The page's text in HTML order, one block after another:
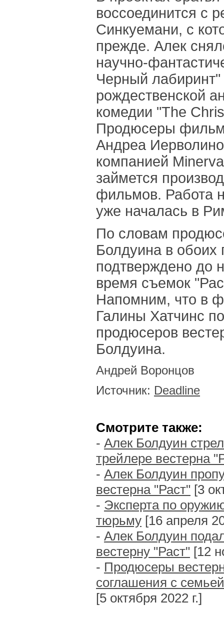
воссоединится с
Синкуемани, с
прежде. Алек
научно-
Черный лабиринт"
рождественской
комедии "The
Продюсеры
Андреа
компанией
займется
фильмов. Работа
уже началась в
По словам
Болдуина в обоих
подтверждено до
время съемок
Напомним, что в
Галины Хатчинс
продюсеров
Болдуина.
Андрей Воронцов
Источник: Deadline
Смотрите также:
- Алек Болдуин
трейлере вестерна
- Алек Болдуин
вестерна "Раст" [3
- Эксперта по
тюрьму [16 апреля
- Алек Болдуин
вестерну "Раст" [12
- Продюсеры
соглашения с
[5 октября 2022 г.]